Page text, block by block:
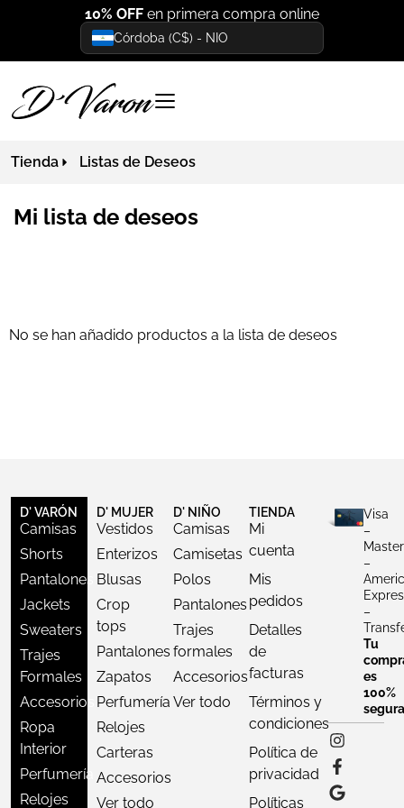
10% OFF en primera compra online
Córdoba (C$) - NIO
Tienda Listas de Deseos
Mi lista de deseos
No se han añadido productos a la lista de deseos
D' VARÓN
Camisas
Shorts
Pantalones
Jackets
Sweaters
Trajes
Formales
Accesorios
Ropa
Interior
Perfumería
Relojes
D' MUJER
Vestidos
Enterizos
Blusas
Crop
tops
Pantalones
Zapatos
Perfumería
Relojes
Carteras
Accesorios
Ver todo
D' NIÑO
Camisas
Camisetas
Polos
Pantalones
Trajes
formales
Accesorios
Ver todo
TIENDA
Mi
cuenta
Mis
pedidos
Detalles
de
facturas
Términos y
condiciones
Política de
privacidad
Políticas
Visa
–
–
–
Tu
es
100%
segura